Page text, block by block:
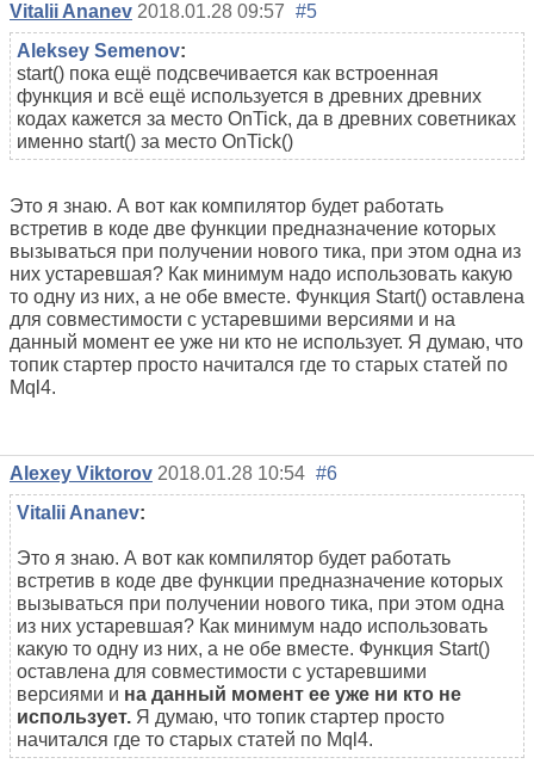
Vitalii Ananev 2018.01.28 09:57 #5
Aleksey Semenov:
start() пока ещё подсвечивается как встроенная
функция и всё ещё используется в древних древних
кодах кажется за место OnTick, да в древних советниках
именно start() за место OnTick()
Это я знаю. А вот как компилятор будет работать
встретив в коде две функции предназначение которых
вызываться при получении нового тика, при этом одна из
них устаревшая? Как минимум надо использовать какую
то одну из них, а не обе вместе. Функция Start() оставлена
для совместимости с устаревшими версиями и на
данный момент ее уже ни кто не использует. Я думаю, что
топик стартер просто начитался где то старых статей по
Mql4.
Alexey Viktorov 2018.01.28 10:54 #6
Vitalii Ananev:
Это я знаю. А вот как компилятор будет работать
встретив в коде две функции предназначение которых
вызываться при получении нового тика, при этом одна
из них устаревшая? Как минимум надо использовать
какую то одну из них, а не обе вместе. Функция Start()
оставлена для совместимости с устаревшими
версиями и на данный момент ее уже ни кто не
использует. Я думаю, что топик стартер просто
начитался где то старых статей по Mql4.